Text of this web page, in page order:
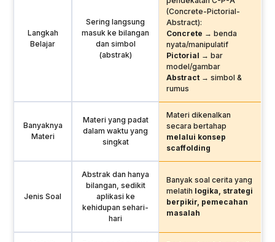
Langkah
Belajar
Sering langsung
masuk ke bilangan
dan simbol
(abstrak)
(Concrete-Pictorial-
Abstract):
Concrete → benda
nyata/manipulatif
Pictorial → bar
model/gambar
Abstract → simbol &
rumus
Banyaknya
Materi
Materi yang padat
dalam waktu yang
singkat
Materi dikenalkan
secara bertahap
melalui konsep
scaffolding
Jenis Soal
Abstrak dan hanya
bilangan, sedikit
aplikasi ke
kehidupan sehari-
hari
Banyak soal cerita yang
melatih logika, strategi
berpikir, pemecahan
masalah